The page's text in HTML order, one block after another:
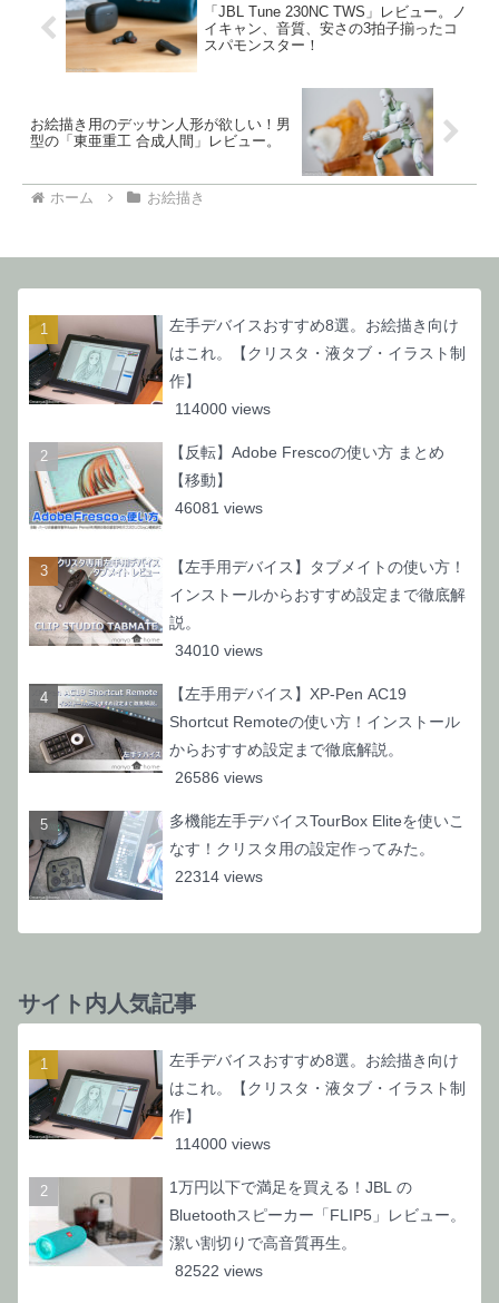
「JBL Tune 230NC TWS」レビュー。ノ
イキャン、音質、安さの3拍子揃ったコ
スパモンスター！
お絵描き用のデッサン人形が欲しい！男
型の「東亜重工 合成人間」レビュー。
ホーム お絵描き
左手デバイスおすすめ8選。お絵描き向け
はこれ。【クリスタ・液タブ・イラスト制
作】
114000 views
【反転】Adobe Frescoの使い方 まとめ
【移動】
46081 views
【左手用デバイス】タブメイトの使い方！
インストールからおすすめ設定まで徹底解
説。
34010 views
【左手用デバイス】XP-Pen AC19
Shortcut Remoteの使い方！インストール
からおすすめ設定まで徹底解説。
26586 views
多機能左手デバイスTourBox Eliteを使いこ
なす！クリスタ用の設定作ってみた。
22314 views
サイト内人気記事
左手デバイスおすすめ8選。お絵描き向け
はこれ。【クリスタ・液タブ・イラスト制
作】
114000 views
1万円以下で満足を買える！JBL の
Bluetoothスピーカー「FLIP5」レビュー。
潔い割切りで高音質再生。
82522 views